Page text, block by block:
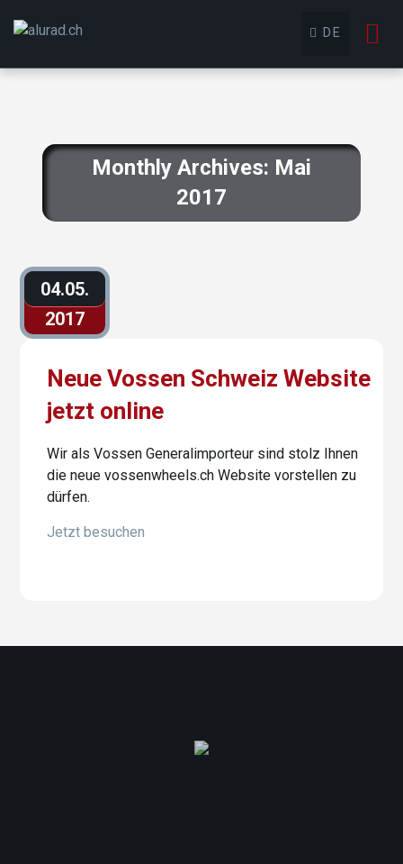
DE
Monthly Archives: Mai
2017
04.05.
2017
Neue Vossen Schweiz Website
jetzt online
Wir als Vossen Generalimporteur sind stolz Ihnen
die neue vossenwheels.ch Website vorstellen zu
dürfen.
Jetzt besuchen